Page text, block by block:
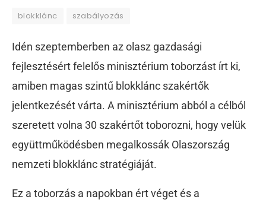
blokklánc szabályozás
Idén szeptemberben az olasz gazdasági
fejlesztésért felelős minisztérium toborzást írt ki,
amiben magas szintű blokklánc szakértők
jelentkezését várta. A minisztérium abból a célból
szeretett volna 30 szakértőt toborozni, hogy velük
együttműködésben megalkossák Olaszország
nemzeti blokklánc stratégiáját.
Ez a toborzás a napokban ért véget és a